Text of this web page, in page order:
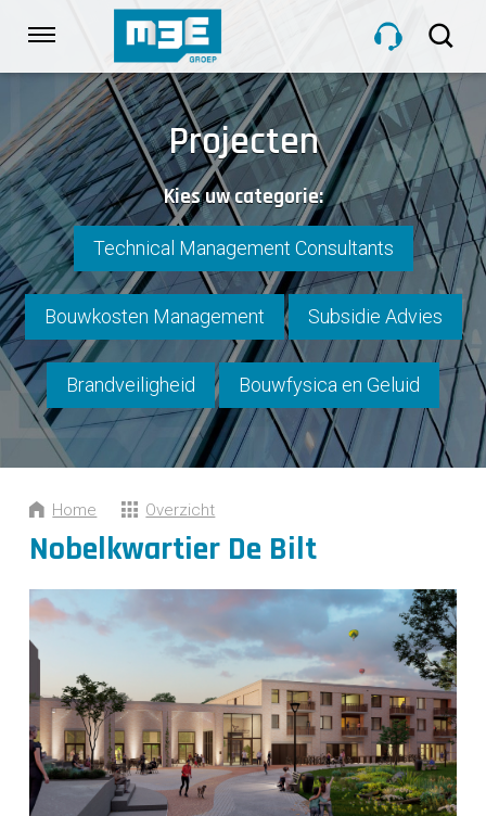
links
Spring
naar
de
inhoud
Spring
naar
navigatie
HOME
DIENSTEN
PROJECTEN
OVER M3E
NIEUWS
CONTACT
Projecten
Kies uw categorie:
Technical Management Consultants
Bouwkosten Management Subsidie Advies
Brandveiligheid Bouwfysica en Geluid
Home Overzicht
Nobelkwartier De Bilt